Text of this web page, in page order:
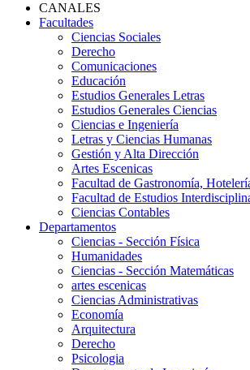
CANALES
Facultades
Ciencias Sociales
Derecho
Comunicaciones
Educación
Estudios Generales Letras
Estudios Generales Ciencias
Ciencias e Ingeniería
Letras y Ciencias Humanas
Gestión y Alta Dirección
Artes Escenicas
Facultad de Gastronomía,
Facultad de Estudios
Ciencias Contables
Departamentos
Ciencias - Sección Física
Humanidades
Ciencias - Sección Matemáticas
artes escenicas
Ciencias Administrativas
Economía
Arquitectura
Derecho
Psicologia